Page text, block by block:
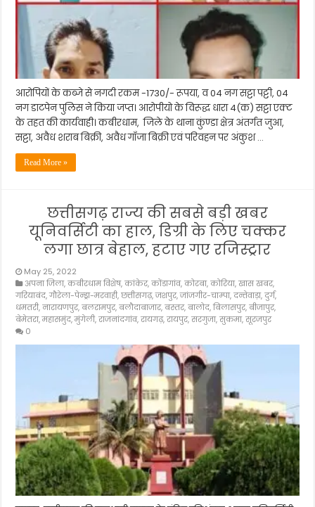
आरोपियों के कब्जे से नगदी रकम -1730/- रूपया, व 04 नग सट्टा पट्टी, 04
नग डाटपेन पुलिस ने किया जप्त। आरोपीयो के विरूद्ध धारा 4(क) सट्टा एक्ट
के तहत की कार्यवाही। कबीरधाम, जिले के थाना कुंण्डा क्षेत्र अंतर्गत जुआ,
सट्टा, अवैध शराब बिक्री, अवैध गाँजा बिक्री एवं परिवहन पर अंकुश …
Read More »
छत्तीसगढ़ राज्य की सबसे बड़ी खबर
यूनिवर्सिटी का हाल, डिग्री के लिए चक्कर
लगा छात्र बेहाल, हटाए गए रजिस्ट्रार
May 25, 2022
अपना जिला,कबीरधाम विशेष,कांकेर,कोंडागांव,कोरबा,कोरिया,खास खबर,
गरियाबंद,गौरेला-पेन्ड्रा-मरवाही,छत्तीसगढ़,जशपुर,जांजगीर-चाम्पा,दन्तेवाड़ा,दुर्ग,
धमतरी,नारायणपुर,बलरामपुर,बलौदाबाजार,बस्तर,बालोद,बिलासपुर,बीजापुर,
बेमेतरा,महासमुंद,मुंगेली,राजनांदगांव,रायगढ़,रायपुर,सरगुजा,सुकमा,सूरजपुर
0